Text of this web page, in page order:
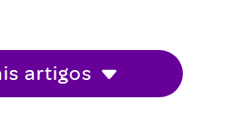
artigos